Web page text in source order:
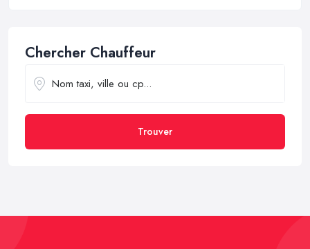
Chercher Chauffeur
Trouver